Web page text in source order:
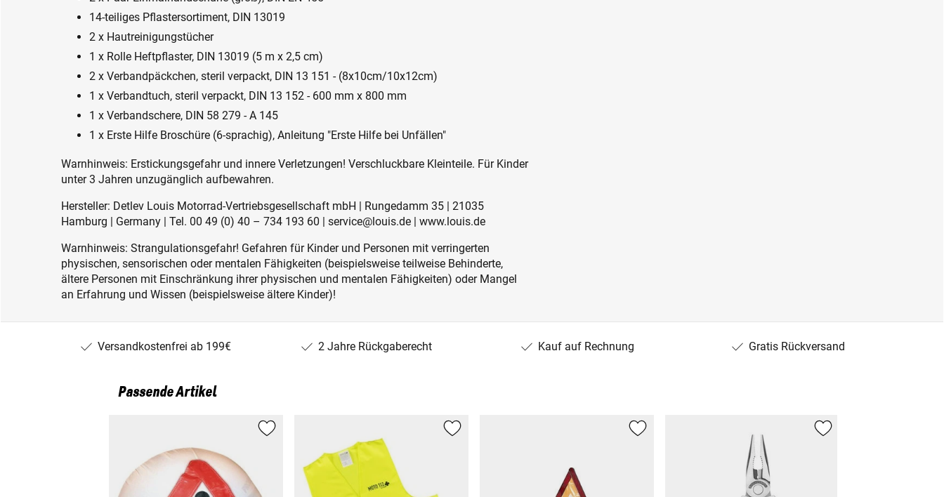
14-teiliges Pflastersortiment, DIN 13019
2 x Hautreinigungstücher
1 x Rolle Heftpflaster, DIN 13019 (5 m x 2,5 cm)
2 x Verbandpäckchen, steril verpackt, DIN 13 151 - (8x10cm/10x12cm)
1 x Verbandtuch, steril verpackt, DIN 13 152 - 600 mm x 800 mm
1 x Verbandschere, DIN 58 279 - A 145
1 x Erste Hilfe Broschüre (6-sprachig), Anleitung "Erste Hilfe bei Unfällen"
Warnhinweis: Erstickungsgefahr und innere Verletzungen! Verschluckbare Kleinteile. Für Kinder
unter 3 Jahren unzugänglich aufbewahren.
Hersteller: Detlev Louis Motorrad-Vertriebsgesellschaft mbH | Rungedamm 35 | 21035
Hamburg | Germany | Tel. 00 49 (0) 40 – 734 193 60 | service@louis.de | www.louis.de
Warnhinweis: Strangulationsgefahr! Gefahren für Kinder und Personen mit verringerten
physischen, sensorischen oder mentalen Fähigkeiten (beispielsweise teilweise Behinderte,
ältere Personen mit Einschränkung ihrer physischen und mentalen Fähigkeiten) oder Mangel
an Erfahrung und Wissen (beispielsweise ältere Kinder)!
Versandkostenfrei ab 199€ 2 Jahre Rückgaberecht Kauf auf Rechnung Gratis Rückversand
Passende Artikel